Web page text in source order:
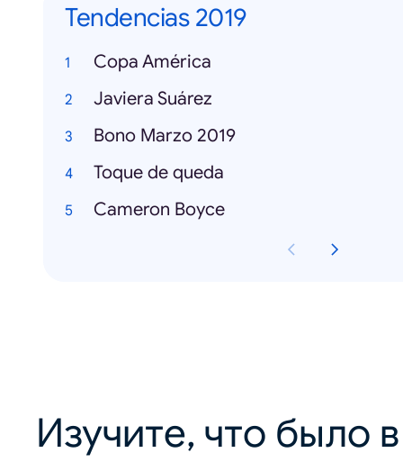
Tendencias 2019
Copa América
Javiera Suárez
Bono Marzo 2019
Toque de queda
Cameron Boyce
Изучите, что было